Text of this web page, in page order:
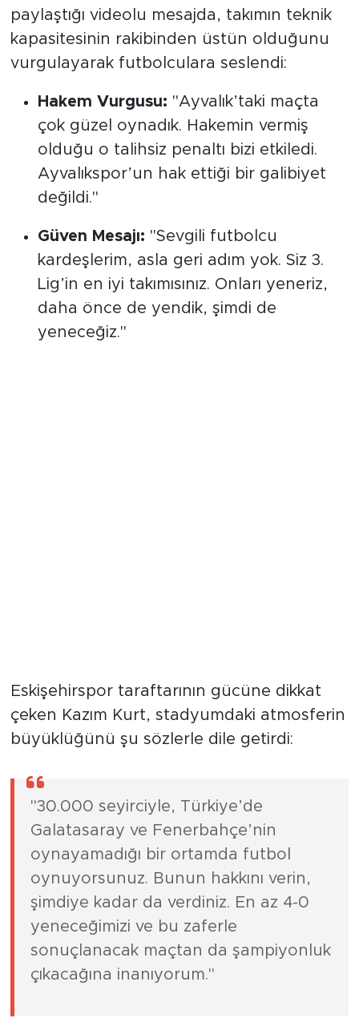
paylaştığı videolu mesajda, takımın teknik
kapasitesinin rakibinden üstün olduğunu
vurgulayarak futbolculara seslendi:
Hakem Vurgusu: "Ayvalık’taki maçta
çok güzel oynadık. Hakemin vermiş
olduğu o talihsiz penaltı bizi etkiledi.
Ayvalıkspor’un hak ettiği bir galibiyet
değildi."
Güven Mesajı: "Sevgili futbolcu
kardeşlerim, asla geri adım yok. Siz 3.
Lig’in en iyi takımısınız. Onları yeneriz,
daha önce de yendik, şimdi de
yeneceğiz."
Eskişehirspor taraftarının gücüne dikkat
çeken Kazım Kurt, stadyumdaki atmosferin
büyüklüğünü şu sözlerle dile getirdi:
"30.000 seyirciyle, Türkiye’de
Galatasaray ve Fenerbahçe’nin
oynayamadığı bir ortamda futbol
oynuyorsunuz. Bunun hakkını verin,
şimdiye kadar da verdiniz. En az 4-0
yeneceğimizi ve bu zaferle
sonuçlanacak maçtan da şampiyonluk
çıkacağına inanıyorum."